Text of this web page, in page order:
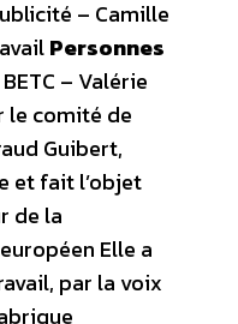
– Camille
Personnes
– Valérie
le comité de
Guibert,
et fait l’objet
de la
Elle a
par la voix